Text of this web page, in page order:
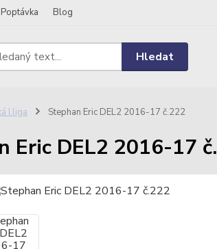
Poptávka Blog
Hledat
I.liga Stephan Eric DEL2 2016-17 č.222
Eric DEL2 2016-17